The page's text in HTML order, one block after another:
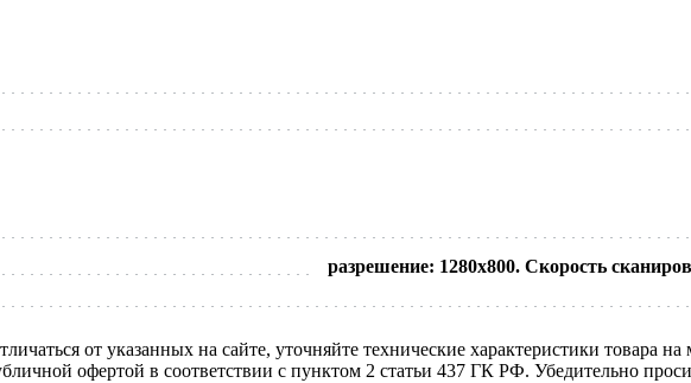
разрешение: 1280х800. Скорость
от указанных на сайте, уточняйте технические характеристики
офертой в соответствии с пунктом 2 статьи 437 ГК РФ. Убедительно